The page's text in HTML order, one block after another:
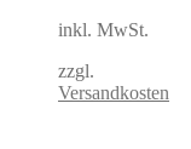
285,00 €
inkl. MwSt.
zzgl.
Versandkosten